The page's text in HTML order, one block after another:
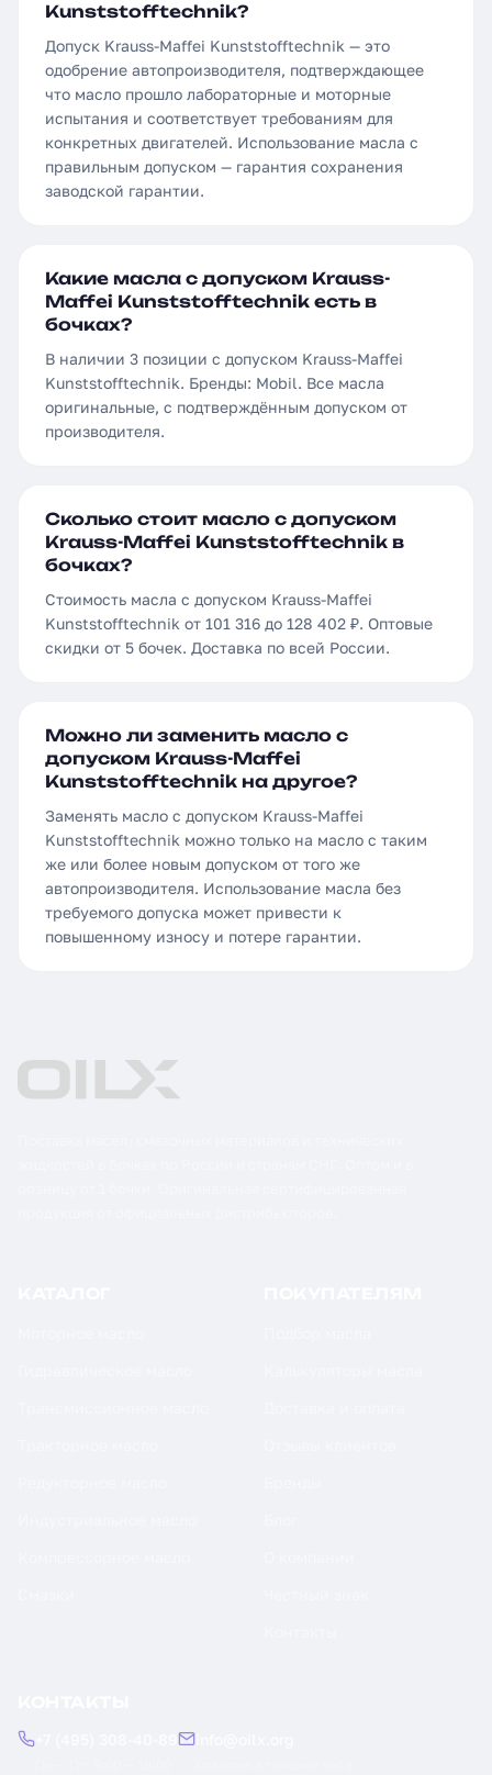
Kunststofftechnik?
Допуск Krauss-Maffei Kunststofftechnik — это
одобрение автопроизводителя, подтверждающее
что масло прошло лабораторные и моторные
испытания и соответствует требованиям для
конкретных двигателей. Использование масла с
правильным допуском — гарантия сохранения
заводской гарантии.
Какие масла с допуском Krauss-
Maffei Kunststofftechnik есть в
бочках?
В наличии 3 позиции с допуском Krauss-Maffei
Kunststofftechnik. Бренды: Mobil. Все масла
оригинальные, с подтверждённым допуском от
производителя.
Сколько стоит масло с допуском
Krauss-Maffei Kunststofftechnik в
бочках?
Стоимость масла с допуском Krauss-Maffei
Kunststofftechnik от 101 316 до 128 402 ₽. Оптовые
скидки от 5 бочек. Доставка по всей России.
Можно ли заменить масло с
допуском Krauss-Maffei
Kunststofftechnik на другое?
Заменять масло с допуском Krauss-Maffei
Kunststofftechnik можно только на масло с таким
же или более новым допуском от того же
автопроизводителя. Использование масла без
требуемого допуска может привести к
повышенному износу и потере гарантии.